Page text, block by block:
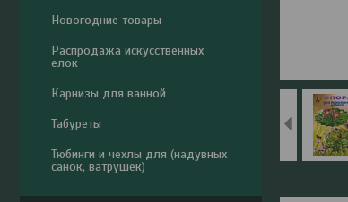
Новогодние товары
Распродажа искусственных
елок
Карнизы для ванной
Табуреты
Тюбинги и чехлы для (надувных
санок, ватрушек)